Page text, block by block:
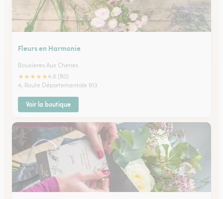
Fleurs en Harmonie
Bouxieres Aux Chenes
★★★★★4.6 (80)
4, Route Départementale 913
Voir la boutique